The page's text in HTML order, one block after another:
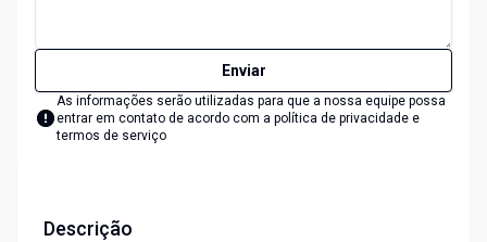
Enviar
As informações serão utilizadas para que a nossa equipe possa
entrar em contato de acordo com a política de privacidade e
termos de serviço
Descrição